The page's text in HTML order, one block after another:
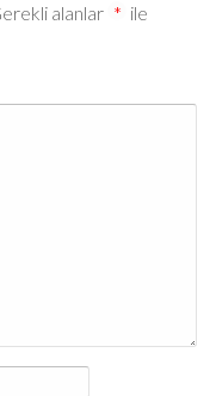
alanlar * ile